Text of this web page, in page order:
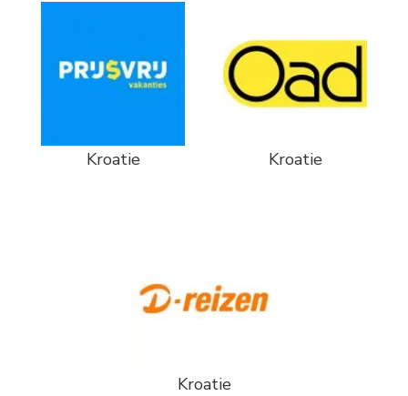
Kroatie Kroatie
Kroatie